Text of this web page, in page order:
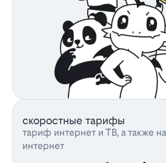
скоростные тарифы
тариф интернет и ТВ, а также
интернет